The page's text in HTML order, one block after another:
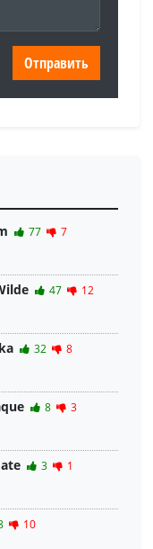
77 7
47 12
32 8
8 3
3 1
10